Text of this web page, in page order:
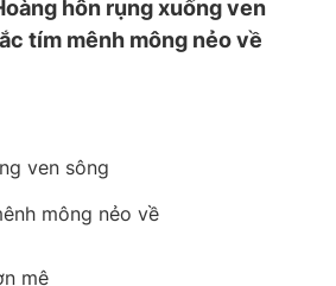
hôn rụng xuống ven
tím mênh mông nẻo về
ven sông
mông nẻo về
mê